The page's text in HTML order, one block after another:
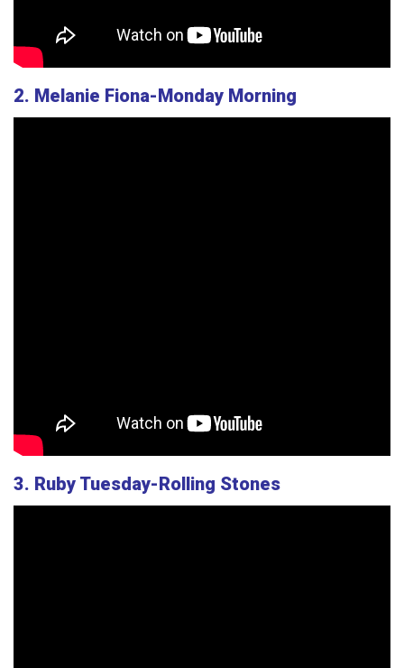
2. Melanie Fiona-Monday Morning
3. Ruby Tuesday-Rolling Stones